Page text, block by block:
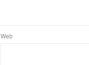
Web